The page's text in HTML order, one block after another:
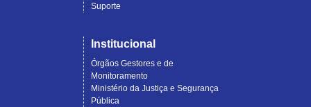
Suporte
Institucional
Órgãos Gestores e de
Monitoramento
Ministério da Justiça e Segurança
Pública